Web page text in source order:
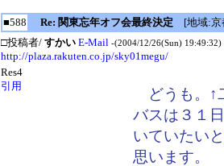
■588 Re: 関東忘年オフ会最終決定 [地域:京
□投稿者/ すかい E-Mail -(2004/12/26(Sun) 19:49:32)
http://plaza.rakuten.co.jp/sky01megu/
Res4
引用
どうも。↑
バスは３１
いていたいと
思います。